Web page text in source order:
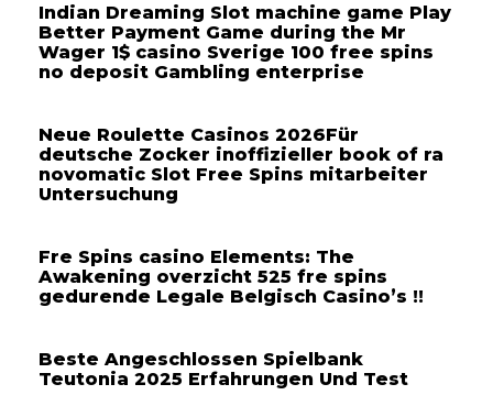
Indian Dreaming Slot machine game Play
Better Payment Game during the Mr
Wager 1$ casino Sverige 100 free spins
no deposit Gambling enterprise
Neue Roulette Casinos 2026Für
deutsche Zocker inoffizieller book of ra
novomatic Slot Free Spins mitarbeiter
Untersuchung
Fre Spins casino Elements: The
Awakening overzicht 525 fre spins
gedurende Legale Belgisch Casino’s !!
Beste Angeschlossen Spielbank
Teutonia 2025 Erfahrungen Und Test